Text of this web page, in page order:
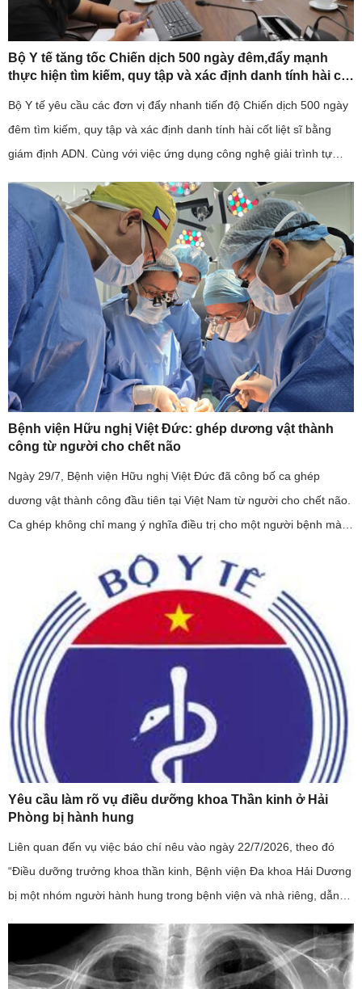
Bộ Y tế tăng tốc Chiến dịch 500 ngày đêm,đẩy mạnh
thực hiện tìm kiếm, quy tập và xác định danh tính hài cốt
Bộ Y tế yêu cầu các đơn vị đẩy nhanh tiến độ Chiến dịch 500 ngày
đêm tìm kiếm, quy tập và xác định danh tính hài cốt liệt sĩ bằng
giám định ADN. Cùng với việc ứng dụng công nghệ giải trình tự
Bệnh viện Hữu nghị Việt Đức: ghép dương vật thành
công từ người cho chết não
Ngày 29/7, Bệnh viện Hữu nghị Việt Đức đã công bố ca ghép
dương vật thành công đầu tiên tại Việt Nam từ người cho chết não.
Ca ghép không chỉ mang ý nghĩa điều trị cho một người bệnh mà
Yêu cầu làm rõ vụ điều dưỡng khoa Thần kinh ở Hải
Phòng bị hành hung
Liên quan đến vụ việc báo chí nêu vào ngày 22/7/2026, theo đó
“Điều dưỡng trưởng khoa thần kinh, Bệnh viện Đa khoa Hải Dương
bị một nhóm người hành hung trong bệnh viện và nhà riêng, dẫn